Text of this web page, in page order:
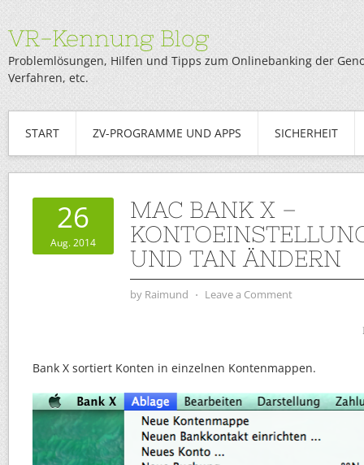
VR-Kennung Blog
Problemlösungen, Hilfen und Tipps zum Onlinebanking der
Verfahren, etc.
START ZV-PROGRAMME UND APPS SICHERHEIT
26
Aug. 2014
MAC BANK X –
UND TAN ÄNDERN
by Raimund ⋅ Leave a Comment
Bank X sortiert Konten in einzelnen Kontenmappen.